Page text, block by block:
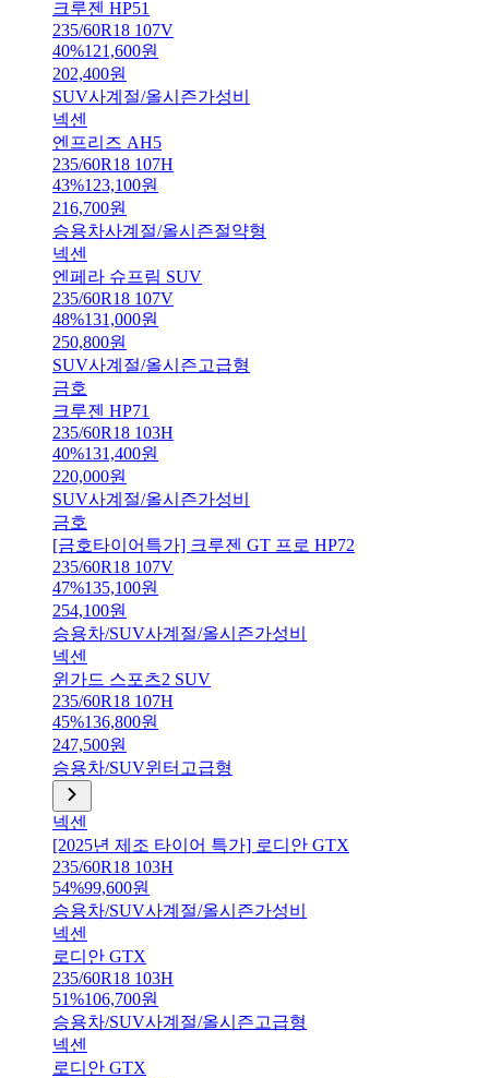
크루젠 HP51
235/60R18 107V
40%121,600원
202,400원
SUV사계절/올시즌가성비
넥센
엔프리즈 AH5
235/60R18 107H
43%123,100원
216,700원
승용차사계절/올시즌절약형
넥센
엔페라 슈프림 SUV
235/60R18 107V
48%131,000원
250,800원
SUV사계절/올시즌고급형
금호
크루젠 HP71
235/60R18 103H
40%131,400원
220,000원
SUV사계절/올시즌가성비
금호
[금호타이어특가] 크루젠 GT 프로 HP72
235/60R18 107V
47%135,100원
254,100원
승용차/SUV사계절/올시즌가성비
넥센
윈가드 스포츠2 SUV
235/60R18 107H
45%136,800원
247,500원
승용차/SUV윈터 고급형
넥센
[2025년 제조 타이어 특가] 로디안 GTX
235/60R18 103H
54%99,600원
승용차/SUV사계절/올시즌가성비
넥센
로디안 GTX
235/60R18 103H
51%106,700원
승용차/SUV사계절/올시즌고급형
넥센
로디안 GTX